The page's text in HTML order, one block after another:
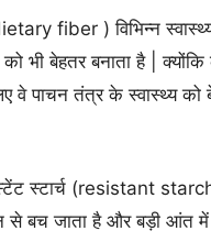
fiber ) विभिन्न
को भी बेहतर बनाता है |
वे पाचन तंत्र के स्वास्थ्य को
स्टार्च (resistant
से बच जाता है और बड़ी आंत में